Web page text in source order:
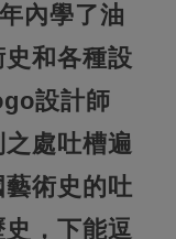
內學了油
和各種設
設計師
處吐槽遍
術史的吐
，下能逗